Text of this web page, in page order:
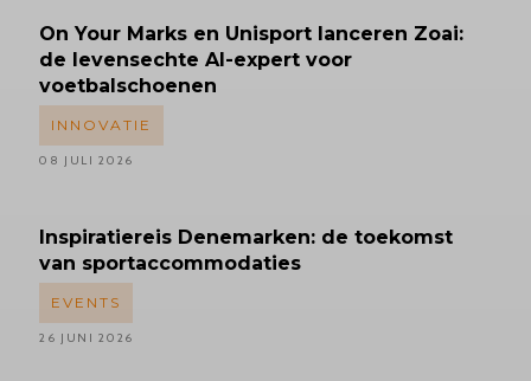
On Your Marks en Unisport lanceren Zoai:
de levensechte AI-expert voor
voetbalschoenen
INNOVATIE
08 JULI 2026
Inspiratiereis Denemarken: de toekomst
van sportaccommodaties
EVENTS
26 JUNI 2026